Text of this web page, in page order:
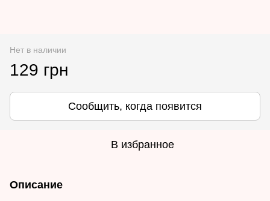
Нет в наличии
129 грн
Сообщить, когда появится
В избранное
Описание